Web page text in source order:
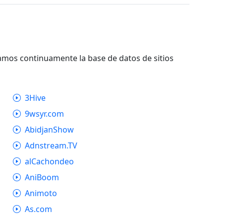
continuamente la base de datos de sitios
3Hive
9wsyr.com
AbidjanShow
Adnstream.TV
alCachondeo
AniBoom
Animoto
As.com